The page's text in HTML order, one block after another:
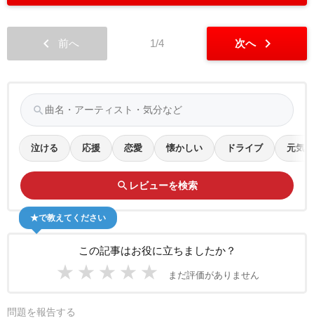
chevron_left 前へ 1/4 次へ chevron_right
search
泣ける 応援 恋愛 懐かしい ドライブ 元気
search レビューを検索
この記事はお役に立ちましたか？
★ ★ ★ ★ ★ まだ評価がありません
★で教えてください
問題を報告する